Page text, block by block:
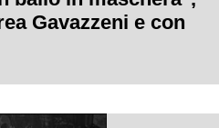
Gavazzeni e con
la stagione